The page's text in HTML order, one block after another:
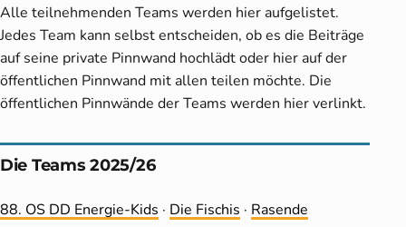
Alle teilnehmenden Teams werden hier aufgelistet.
Jedes Team kann selbst entscheiden, ob es die Beiträge
auf seine private Pinnwand hochlädt oder hier auf der
öffentlichen Pinnwand mit allen teilen möchte. Die
öffentlichen Pinnwände der Teams werden hier verlinkt.
Die Teams 2025/26
88. OS DD Energie-Kids · Die Fischis · Rasende